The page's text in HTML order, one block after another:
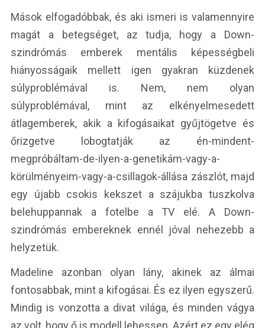
Mások elfogadóbbak, és aki ismeri is valamennyire
magát a betegséget, az tudja, hogy a Down-
szindrómás emberek mentális képességbeli
hiányosságaik mellett igen gyakran küzdenek
súlyproblémával is. Nem, nem olyan
súlyproblémával, mint az elkényelmesedett
átlagemberek, akik a kifogásaikat gyűjtögetve és
őrizgetve lobogtatják az én-mindent-
megpróbáltam-de-ilyen-a-genetikám-vagy-a-
körülményeim-vagy-a-csillagok-állása zászlót, majd
egy újabb csokis kekszet a szájukba tuszkolva
belehuppannak a fotelbe a TV elé. A Down-
szindrómás embereknek ennél jóval nehezebb a
helyzetük.
Madeline azonban olyan lány, akinek az álmai
fontosabbak, mint a kifogásai. És ez ilyen egyszerű.
Mindig is vonzotta a divat világa, és minden vágya
az volt, hogy ő is modell lehessen. Azért ez egy elég